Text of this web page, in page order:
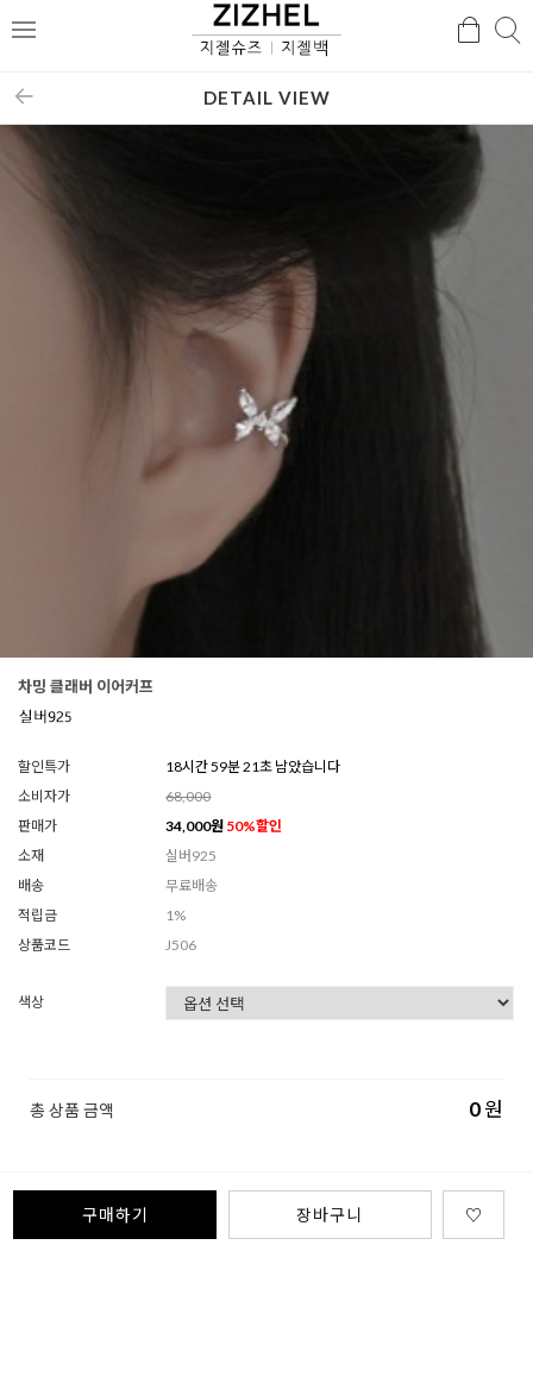
메
검
DETAIL VIEW
차밍 클래버 이어커프
할인특가
18시간 59분 20초 남았습니다
소비자가
68,000
판매가
34,000원 50%할인
소재
실버925
배송
무료배송
적립금
1%
상품코드
J506
색상
총 상품 금액 0원
구매하기 장바구니 ♡